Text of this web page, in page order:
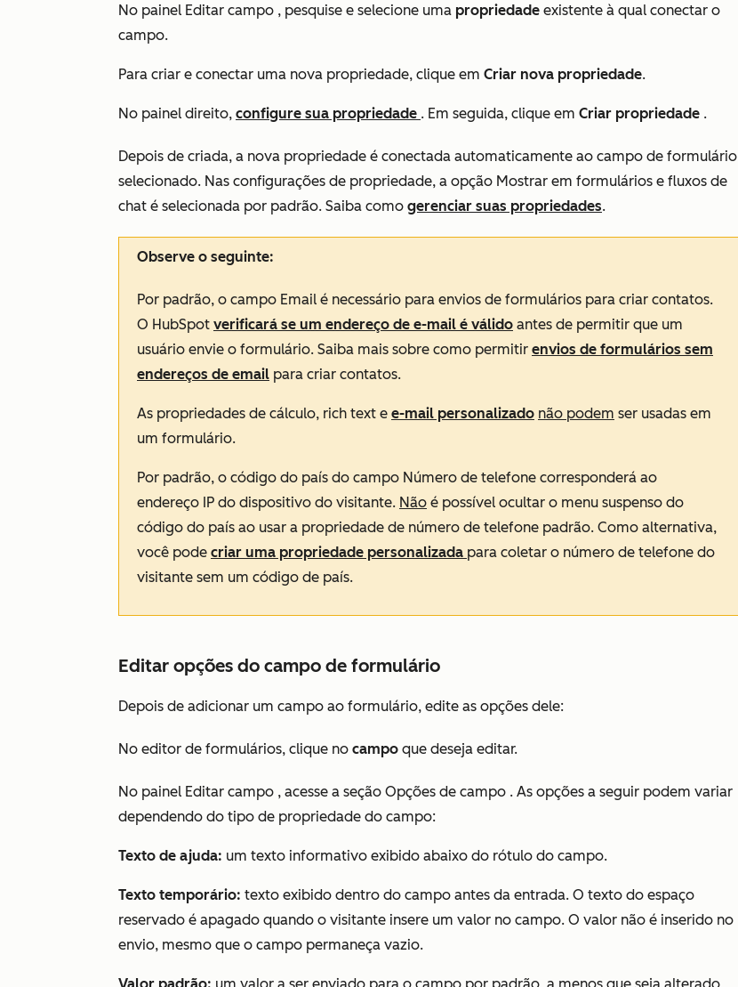
No painel Editar campo , pesquise e selecione uma propriedade existente à qual conectar o
campo.
Para criar e conectar uma nova propriedade, clique em Criar nova propriedade.
No painel direito, configure sua propriedade . Em seguida, clique em Criar propriedade .
Depois de criada, a nova propriedade é conectada automaticamente ao campo de formulário
selecionado. Nas configurações de propriedade, a opção Mostrar em formulários e fluxos de
chat é selecionada por padrão. Saiba como gerenciar suas propriedades.
Observe o seguinte:
Por padrão, o campo Email é necessário para envios de formulários para criar contatos.
O HubSpot verificará se um endereço de e-mail é válido antes de permitir que um
usuário envie o formulário. Saiba mais sobre como permitir envios de formulários sem
endereços de email para criar contatos.
As propriedades de cálculo, rich text e e-mail personalizado não podem ser usadas em
um formulário.
Por padrão, o código do país do campo Número de telefone corresponderá ao
endereço IP do dispositivo do visitante. Não é possível ocultar o menu suspenso do
código do país ao usar a propriedade de número de telefone padrão. Como alternativa,
você pode criar uma propriedade personalizada para coletar o número de telefone do
visitante sem um código de país.
Editar opções do campo de formulário
Depois de adicionar um campo ao formulário, edite as opções dele:
No editor de formulários, clique no campo que deseja editar.
No painel Editar campo , acesse a seção Opções de campo . As opções a seguir podem variar
dependendo do tipo de propriedade do campo:
Texto de ajuda: um texto informativo exibido abaixo do rótulo do campo.
Texto temporário: texto exibido dentro do campo antes da entrada. O texto do espaço
reservado é apagado quando o visitante insere um valor no campo. O valor não é inserido no
envio, mesmo que o campo permaneça vazio.